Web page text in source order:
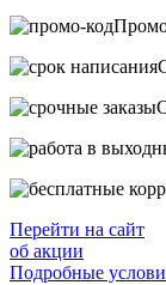
Перейти на сайт
об акции
Подробные